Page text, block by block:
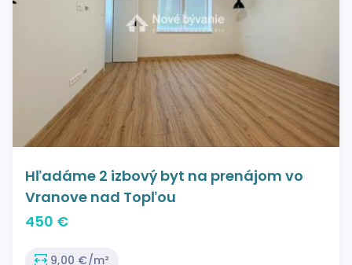
Hľadáme 2 izbový byt na prenájom vo
Vranove nad Topľou
450 €
9,00 €/m²